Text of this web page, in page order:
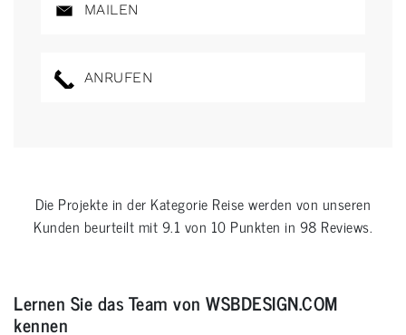
MAILEN
ANRUFEN
Die Projekte in der Kategorie Reisewerden von unseren
Kunden beurteilt mit9.1 von 10 Punkten in 98 Reviews.
Lernen Sie das Team von WSBDESIGN.COM
kennen